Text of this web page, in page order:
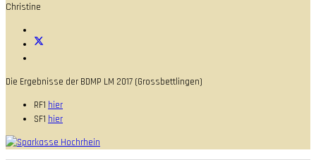
Christine
Die Ergebnisse der BDMP LM 2017 (Grossbettlingen)
RF1 hier
SF1 hier